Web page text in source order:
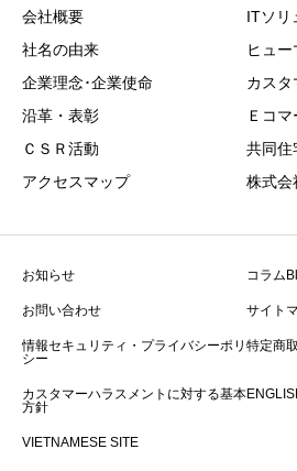
会社概要
社名の由来
企業理念･企業使命
沿革・表彰
ＣＳＲ活動
アクセスマップ
ITソリ
ヒュ
カスタ
Ｅコ
共同住
株式会
お知らせ コラム
お問い合わせ サイト
情報セキュリティ・プライバシーポリ
シー
特定商
カスタマーハラスメントに対する基本
方針
VIETNAMESE SITE